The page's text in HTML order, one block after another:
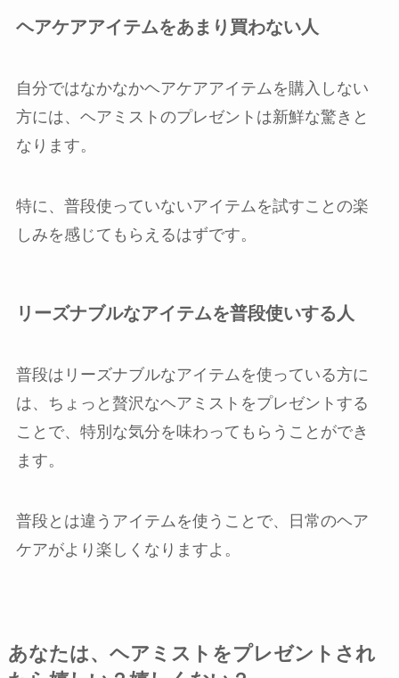
ヘアケアアイテムをあまり買わない人
自分ではなかなかヘアケアアイテムを購入しない
方には、ヘアミストのプレゼントは新鮮な驚きと
なります。
特に、普段使っていないアイテムを試すことの楽
しみを感じてもらえるはずです。
リーズナブルなアイテムを普段使いする人
普段はリーズナブルなアイテムを使っている方に
は、ちょっと贅沢なヘアミストをプレゼントする
ことで、特別な気分を味わってもらうことができ
ます。
普段とは違うアイテムを使うことで、日常のヘア
ケアがより楽しくなりますよ。
あなたは、ヘアミストをプレゼントされ